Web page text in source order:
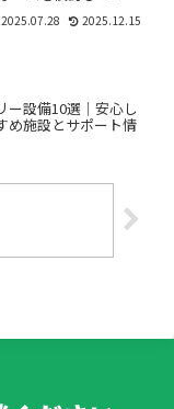
工事って大丈夫？」
から、つい安さを優
2025.07.28 2025.12.15
ー設備10選｜安心し
め施設とサポート情